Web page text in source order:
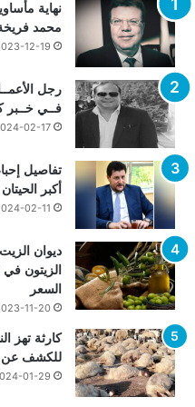
نهاية
محمد
12-19
رجل
فــي خــبر
02-17
تفاصيل
أكبر
02-11
ديوان
الزيتون في
السعر
11-20
كارثة تهز
للكشف عن
01-29